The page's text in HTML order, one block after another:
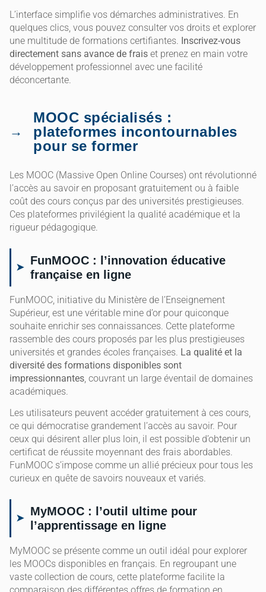
L’interface simplifie vos démarches administratives. En
quelques clics, vous pouvez consulter vos droits et explorer
une multitude de formations certifiantes. Inscrivez-vous
directement sans avance de frais et prenez en main votre
développement professionnel avec une facilité
déconcertante.
MOOC spécialisés :
plateformes incontournables
pour se former
Les MOOC (Massive Open Online Courses) ont révolutionné
l’accès au savoir en proposant gratuitement ou à faible
coût des cours conçus par des universités prestigieuses.
Ces plateformes privilégient la qualité académique et la
rigueur pédagogique.
FunMOOC : l’innovation éducative
française en ligne
FunMOOC, initiative du Ministère de l’Enseignement
Supérieur, est une véritable mine d’or pour quiconque
souhaite enrichir ses connaissances. Cette plateforme
rassemble des cours proposés par les plus prestigieuses
universités et grandes écoles françaises. La qualité et la
diversité des formations disponibles sont
impressionnantes, couvrant un large éventail de domaines
académiques.
Les utilisateurs peuvent accéder gratuitement à ces cours,
ce qui démocratise grandement l’accès au savoir. Pour
ceux qui désirent aller plus loin, il est possible d’obtenir un
certificat de réussite moyennant des frais abordables.
FunMOOC s’impose comme un allié précieux pour tous les
curieux en quête de savoirs nouveaux et variés.
MyMOOC : l’outil ultime pour
l’apprentissage en ligne
MyMOOC se présente comme un outil idéal pour explorer
les MOOCs disponibles en français. En regroupant une
vaste collection de cours, cette plateforme facilite la